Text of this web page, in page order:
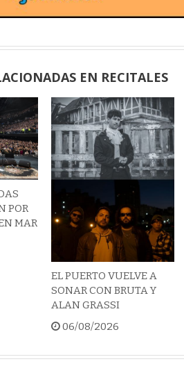
EN RECITALES
POR
MAR
EL PUERTO VUELVE A
SONAR CON BRUTA Y
ALAN GRASSI
06/08/2026